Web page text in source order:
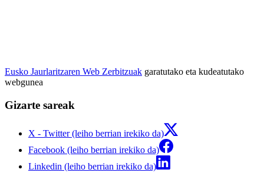
Eusko Jaurlaritzaren Web Zerbitzuak garatutako eta kudeatutako
webgunea
Gizarte sareak
X - Twitter (leiho berrian irekiko da)
Facebook (leiho berrian irekiko da)
Linkedin (leiho berrian irekiko da)